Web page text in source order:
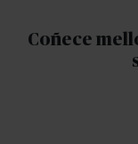
Coñece